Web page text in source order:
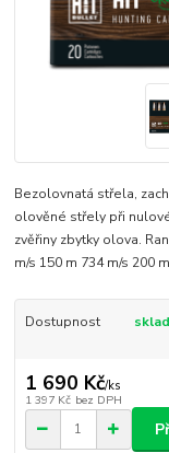
Bezolovnatá střela,
olověné střely při
zvěřiny zbytky olova.
m/s 150 m 734 m/s 200
Dostupnost
1 690 Kč/ks
1 397 Kč bez DPH